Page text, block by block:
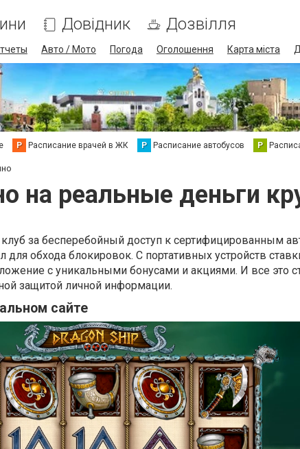
Довідник Дозвілля
Авто / Мото Погода Оголошення Карта міста
Р Расписание врачей в ЖК Р Расписание автобусов Р
на реальные деньги
за бесперебойный доступ к сертифицированным
для обхода блокировок. С портативных устройств
с уникальными бонусами и акциями. И все это
защитой личной информации.
сайте